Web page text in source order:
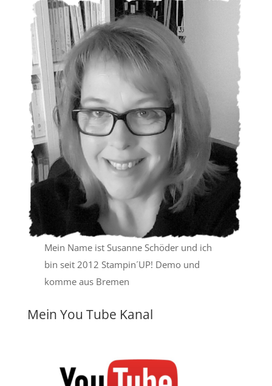
Mein Name ist Susanne Schöder und ich
bin seit 2012 Stampin´UP! Demo und
komme aus Bremen
Mein You Tube Kanal